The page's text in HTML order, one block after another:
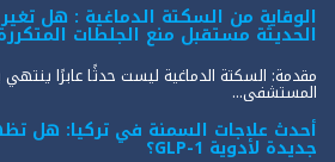
الوقاية من السكتة الدماغية : هل تغير
الحديثة مستقبل منع الجلطات
مقدمة: السكتة الدماغية ليست حدثًا عابرًا
المستشفى...
أحدث علاجات السمنة في تركيا: هل
جديدة لأدوية GLP-1؟